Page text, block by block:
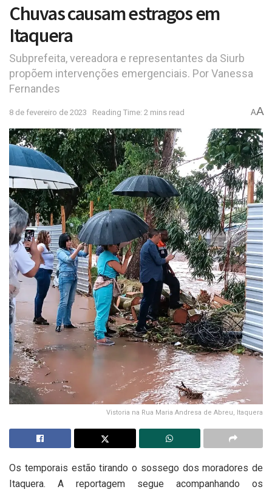
Chuvas causam estragos em
Itaquera
Subprefeita, vereadora e representantes da Siurb
propõem intervenções emergenciais. Por Vanessa
Fernandes
8 de fevereiro de 2023 Reading Time: 2 mins read AA
Vistoria na Rua Maria Andresa de Abreu, Itaquera
Os temporais estão tirando o sossego dos moradores de
Itaquera. A reportagem segue acompanhando os